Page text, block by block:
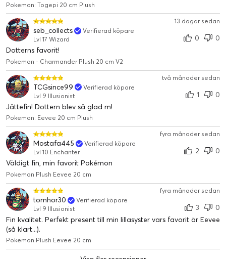
Pokemon: Togepi 20 cm Plush
13 dagar sedan
seb_collects
Verifierad köpare
Lvl 17 Wizard
0
0
Dotterns favorit!
Pokemon - Charmander Plush 20 cm V2
två månader sedan
TCGsince99
Verifierad köpare
Lvl 9 Illusionist
1
0
Jättefin! Dottern blev så glad m!
Pokemon: Eevee 20 cm Plush
fyra månader sedan
Mostafa445
Verifierad köpare
Lvl 10 Enchanter
2
0
Väldigt fin, min favorit Pokémon
Pokemon Plush Eevee 20 cm
fyra månader sedan
tomhor30
Verifierad köpare
Lvl 9 Illusionist
3
0
Fin kvalitet. Perfekt present till min lillasyster vars favorit är Eevee
(så klart...).
Pokemon Plush Eevee 20 cm